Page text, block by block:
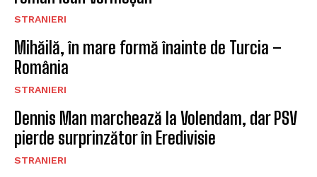
STRANIERI
Mihăilă, în mare formă înainte de Turcia –
România
STRANIERI
Dennis Man marchează la Volendam, dar PSV
pierde surprinzător în Eredivisie
STRANIERI